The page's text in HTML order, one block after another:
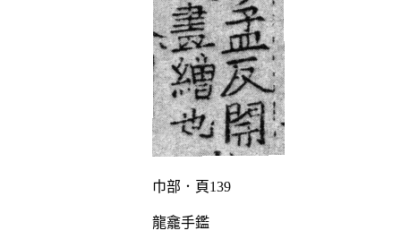
巾部．頁139
龍龕手鑑